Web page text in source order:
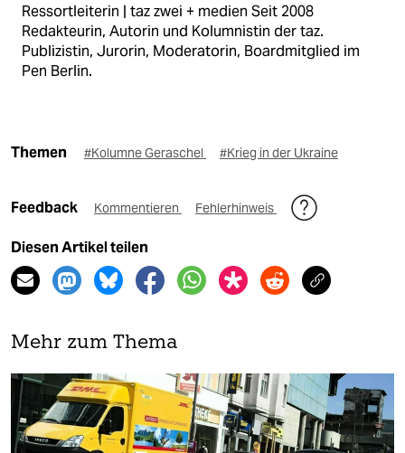
Ressortleiterin | taz zwei + medien Seit 2008
Redakteurin, Autorin und Kolumnistin der taz.
Publizistin, Jurorin, Moderatorin, Boardmitglied im
Pen Berlin.
Themen #Kolumne Geraschel #Krieg in der Ukraine
Feedback Kommentieren Fehlerhinweis
Diesen Artikel teilen
Mehr zum Thema